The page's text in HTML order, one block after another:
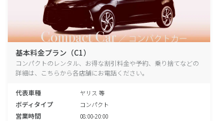
基本料金プラン（C1）
コンパクトのレンタル、お得な割引料金や予約、乗り捨てなどの
詳細は、こちらから各店舗にお電話ください。
代表車種 ヤリス 等
ボディタイプ コンパクト
営業時間 08:00-20:00